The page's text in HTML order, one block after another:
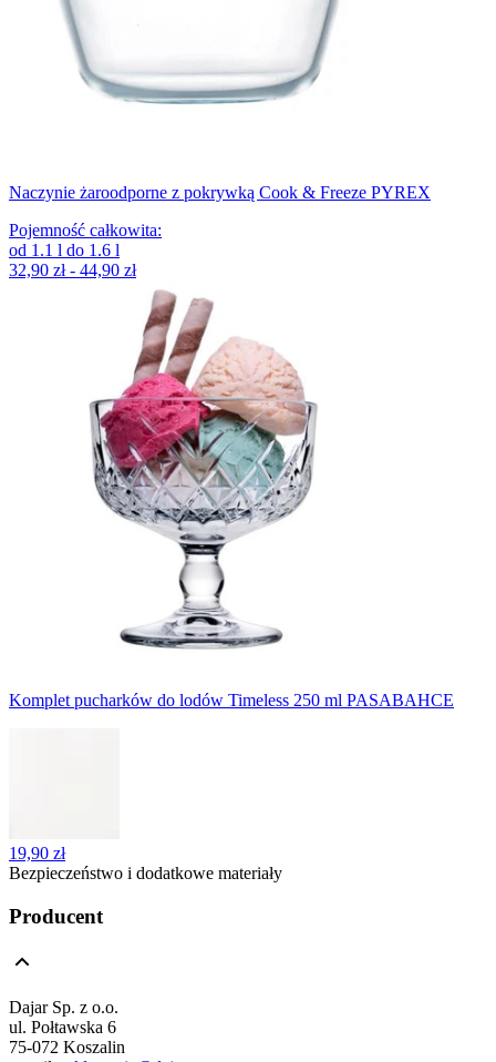
Naczynie żaroodporne z pokrywką Cook & Freeze PYREX
Pojemność całkowita:
od 1.1 l do 1.6 l
32,90 zł - 44,90 zł
Komplet pucharków do lodów Timeless 250 ml PASABAHCE
19,90 zł
Bezpieczeństwo i dodatkowe materiały
Producent
Dajar Sp. z o.o.
ul. Połtawska 6
75-072 Koszalin